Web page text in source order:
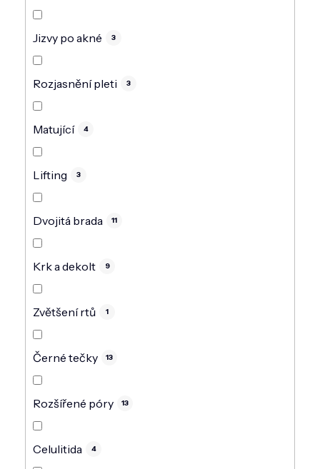
Jizvy po akné 3
Rozjasnění pleti 3
Matující 4
Lifting 3
Dvojitá brada 11
Krk a dekolt 9
Zvětšení rtů 1
Černé tečky 13
Rozšířené póry 13
Celulitida 4